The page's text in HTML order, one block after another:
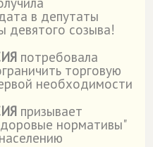
в депутаты
девятого созыва!
потребовала
торговую
необходимости
призывает
нормативы"